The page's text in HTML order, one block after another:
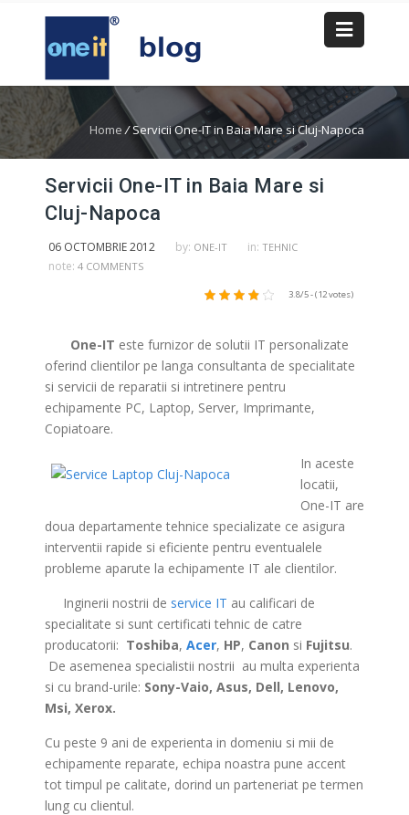
Home /Servicii One-IT in Baia Mare si Cluj-Napoca
Servicii One-IT in Baia Mare si
Cluj-Napoca
06 OCTOMBRIE 2012 by: ONE-IT in: TEHNIC
note: 4 COMMENTS
3.8/5 - (12 votes)
One-IT este furnizor de solutii IT personalizate
oferind clientilor pe langa consultanta de specialitate
si servicii de reparatii si intretinere pentru
echipamente PC, Laptop, Server, Imprimante,
Copiatoare.
In aceste
locatii,
One-IT are
doua departamente tehnice specializate ce asigura
interventii rapide si eficiente pentru eventualele
probleme aparute la echipamente IT ale clientilor.
Inginerii nostrii de service IT au calificari de
specialitate si sunt certificati tehnic de catre
producatorii: Toshiba, Acer, HP, Canon si Fujitsu.
De asemenea specialistii nostrii au multa experienta
si cu brand-urile: Sony-Vaio, Asus, Dell, Lenovo,
Msi, Xerox.
Cu peste 9 ani de experienta in domeniu si mii de
echipamente reparate, echipa noastra pune accent
tot timpul pe calitate, dorind un parteneriat pe termen
lung cu clientul.